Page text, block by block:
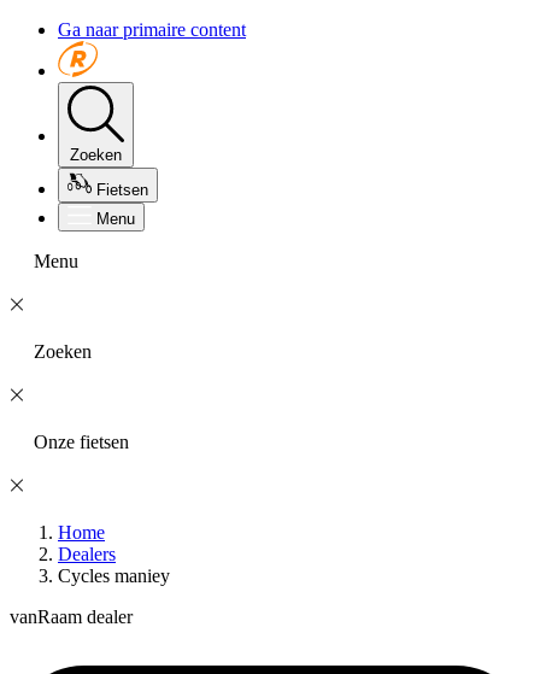
Ga naar primaire content
Zoeken
Fietsen
Menu
Menu
Zoeken
Onze fietsen
Home
Dealers
Cycles maniey
vanRaam dealer